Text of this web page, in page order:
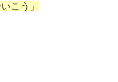
こう」